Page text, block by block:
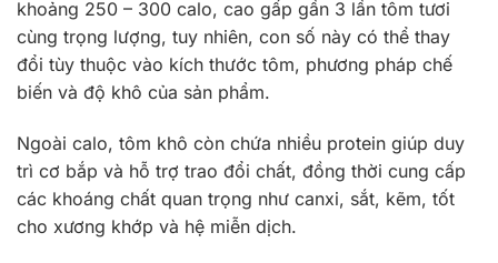
khoảng 250 – 300 calo, cao gấp gần 3 lần tôm tươi
cùng trọng lượng, tuy nhiên, con số này có thể thay
đổi tùy thuộc vào kích thước tôm, phương pháp chế
biến và độ khô của sản phẩm.
Ngoài calo, tôm khô còn chứa nhiều protein giúp duy
trì cơ bắp và hỗ trợ trao đổi chất, đồng thời cung cấp
các khoáng chất quan trọng như canxi, sắt, kẽm, tốt
cho xương khớp và hệ miễn dịch.